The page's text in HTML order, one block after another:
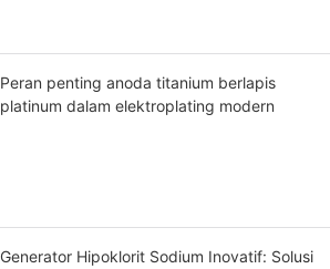
Peran penting anoda titanium berlapis
platinum dalam elektroplating modern
Generator Hipoklorit Sodium Inovatif: Solusi